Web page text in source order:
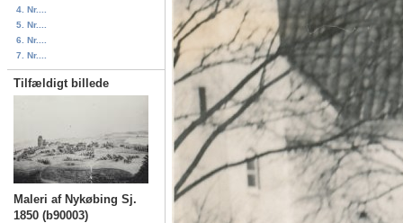
4. Nr....
5. Nr....
6. Nr....
7. Nr....
Tilfældigt billede
Maleri af Nykøbing Sj.
1850 (b90003)